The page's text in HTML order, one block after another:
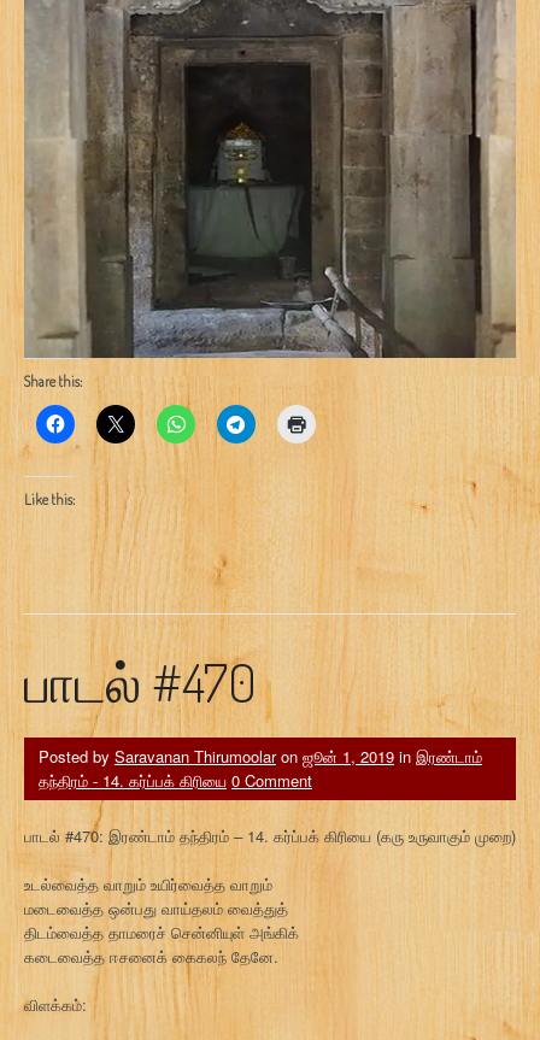
Share this:
Like this:
பாடல் #470
Posted by Saravanan Thirumoolaron ஜூன் 1, 2019 in இரண்டாம்
தந்திரம் - 14. கர்ப்பக் கிரியை 0 Comment
பாடல் #470: இரண்டாம் தந்திரம் – 14. கர்ப்பக் கிரியை (கரு உருவாகும் முறை)
உடல்வைத்த வாறும் உயிர்வைத்த வாறும்
மடைவைத்த ஒன்பது வாய்தலம் வைத்துத்
திடம்வைத்த தாமரைச் சென்னியுள் அங்கிக்
கடைவைத்த ஈசனைக் கைகலந் தேனே.
விளக்கம்: